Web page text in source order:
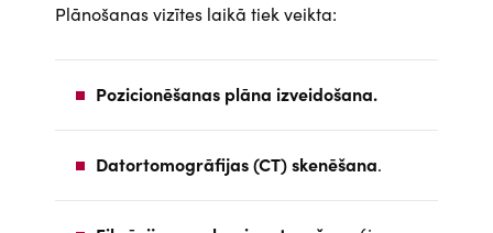
Plānošanas vizītes laikā tiek veikta:
Pozicionēšanas plāna izveidošana.
Datortomogrāfijas (CT) skenēšana.